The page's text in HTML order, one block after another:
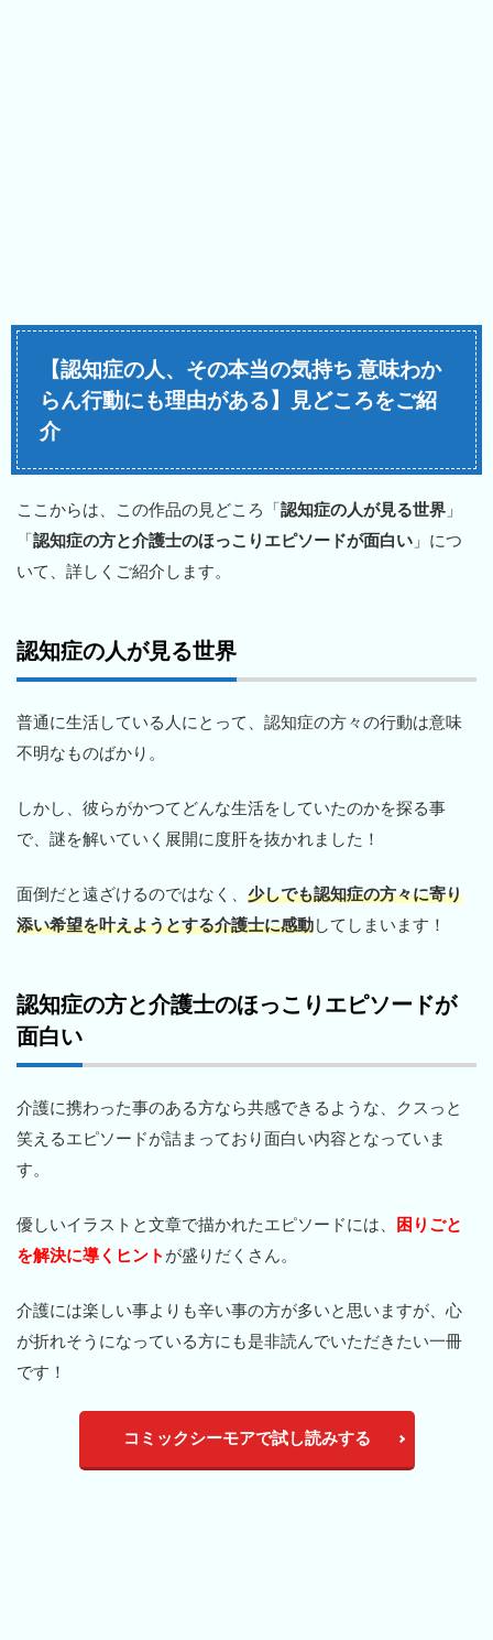
【認知症の人、その本当の気持ち 意味わか
らん行動にも理由がある】見どころをご紹
介
ここからは、この作品の見どころ「認知症の人が見る世界 」
「認知症の方と介護士のほっこりエピソードが面白い 」につ
いて、詳しくご紹介します。
認知症の人が見る世界
普通に生活している人にとって、認知症の方々の行動は意味
不明なものばかり。
しかし、彼らがかつてどんな生活をしていたのかを探る事
で、謎を解いていく展開に度肝を抜かれました！
面倒だと遠ざけるのではなく、 少しでも認知症の方々に寄り
添い希望を叶えようとする介護士に感動してしまいます！
認知症の方と介護士のほっこりエピソードが
面白い
介護に携わった事のある方なら共感できるような、クスっと
笑えるエピソードが詰まっており面白い内容となっていま
す。
優しいイラストと文章で描かれたエピソードには、
困りごと
を解決に導くヒント が盛りだくさん。
介護には楽しい事よりも辛い事の方が多いと思いますが、心
が折れそうになっている方にも是非読んでいただきたい一冊
です！
コミックシーモアで試し読みする